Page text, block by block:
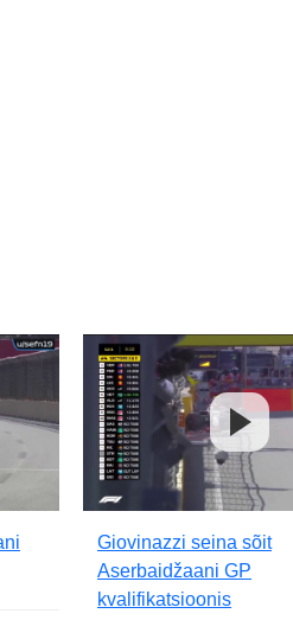
Giovinazzi seina sõit
Aserbaidžaani GP
kvalifikatsioonis